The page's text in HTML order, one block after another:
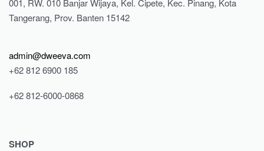
001, RW. 010 Banjar Wijaya, Kel. Cipete, Kec. Pinang, Kota
Tangerang, Prov. Banten 15142
admin@dweeva.com
+62 812 6900 185
+62 812-6000-0868
SHOP